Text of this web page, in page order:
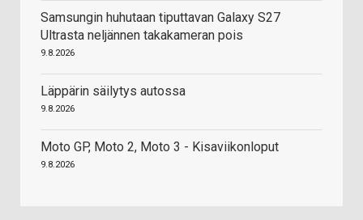
Samsungin huhutaan tiputtavan Galaxy S27
Ultrasta neljännen takakameran pois
9.8.2026
Läppärin säilytys autossa
9.8.2026
Moto GP, Moto 2, Moto 3 - Kisaviikonloput
9.8.2026